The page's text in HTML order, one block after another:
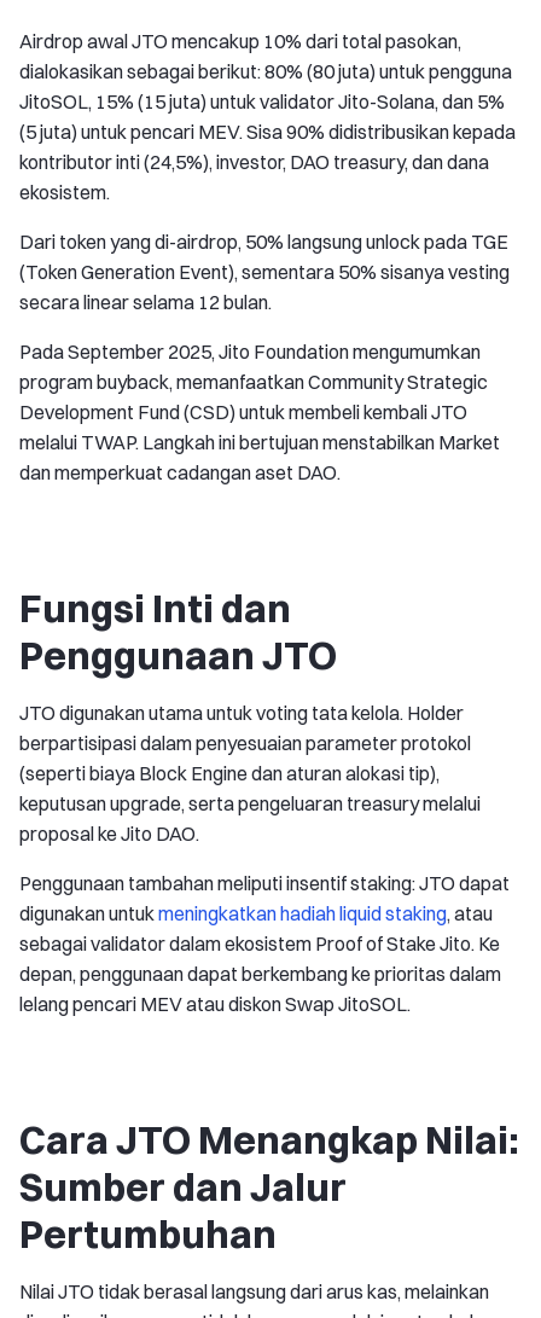
Airdrop awal JTO mencakup 10% dari total pasokan,
dialokasikan sebagai berikut: 80% (80 juta) untuk pengguna
JitoSOL, 15% (15 juta) untuk validator Jito-Solana, dan 5%
(5 juta) untuk pencari MEV. Sisa 90% didistribusikan kepada
kontributor inti (24,5%), investor, DAO treasury, dan dana
ekosistem.
Dari token yang di-airdrop, 50% langsung unlock pada TGE
(Token Generation Event), sementara 50% sisanya vesting
secara linear selama 12 bulan.
Pada September 2025, Jito Foundation mengumumkan
program buyback, memanfaatkan Community Strategic
Development Fund (CSD) untuk membeli kembali JTO
melalui TWAP. Langkah ini bertujuan menstabilkan Market
dan memperkuat cadangan aset DAO.
Fungsi Inti dan
Penggunaan JTO
JTO digunakan utama untuk voting tata kelola. Holder
berpartisipasi dalam penyesuaian parameter protokol
(seperti biaya Block Engine dan aturan alokasi tip),
keputusan upgrade, serta pengeluaran treasury melalui
proposal ke Jito DAO.
Penggunaan tambahan meliputi insentif staking: JTO dapat
digunakan untukmeningkatkan hadiah liquid staking, atau
sebagai validator dalam ekosistem Proof of Stake Jito. Ke
depan, penggunaan dapat berkembang ke prioritas dalam
lelang pencari MEV atau diskon Swap JitoSOL.
Cara JTO Menangkap Nilai:
Sumber dan Jalur
Pertumbuhan
Nilai JTO tidak berasal langsung dari arus kas, melainkan